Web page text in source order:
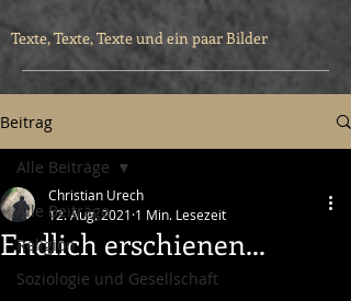
Texte, Texte, Texte und ein paar Bilder
Beitrag
Alle Beiträge
Religion
Soziologie und Gesellschaft
Alle Beiträge
Endlich erschienen...
Christian Urech
12. Aug. 2021 1 Min. Lesezeit